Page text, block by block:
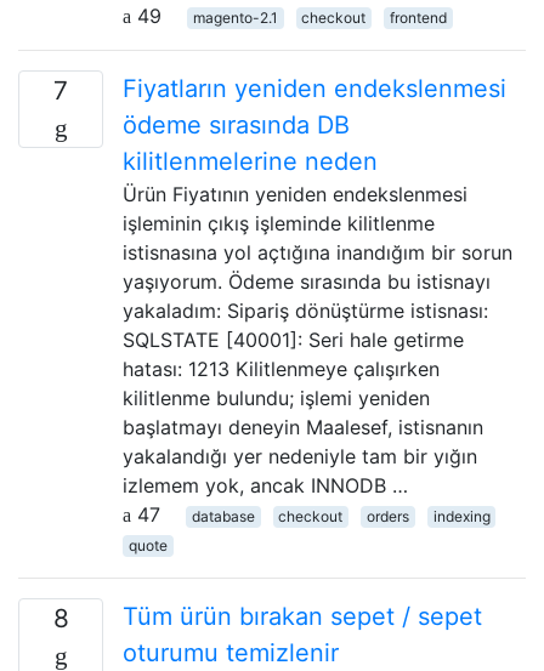
49
magento-2.1 checkout frontend
7
Fiyatların yeniden endekslenmesi
ödeme sırasında DB
kilitlenmelerine neden
Ürün Fiyatının yeniden endekslenmesi
işleminin çıkış işleminde kilitlenme
istisnasına yol açtığına inandığım bir sorun
yaşıyorum. Ödeme sırasında bu istisnayı
yakaladım: Sipariş dönüştürme istisnası:
SQLSTATE [40001]: Seri hale getirme
hatası: 1213 Kilitlenmeye çalışırken
kilitlenme bulundu; işlemi yeniden
başlatmayı deneyin Maalesef, istisnanın
yakalandığı yer nedeniyle tam bir yığın
izlemem yok, ancak INNODB …
47
database checkout orders
indexing
quote
8
Tüm ürün bırakan sepet / sepet
oturumu temizlenir